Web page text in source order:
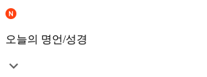
오늘의 명언/성경